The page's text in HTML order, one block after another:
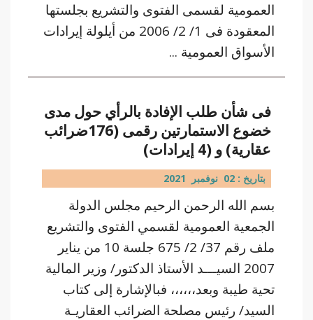
العمومية لقسمى الفتوى والتشريع بجلستها
المعقودة فى 1/ 2/ 2006 من أيلولة إيرادات
الأسواق العمومية ...
فى شأن طلب الإفادة بالرأي حول مدى
خضوع الاستمارتين رقمى (176ضرائب
عقارية) و (4 إيرادات)
بتاريخ : 02 نوفمبر 2021
بسم الله الرحمن الرحيم مجلس الدولة
الجمعية العمومية لقسمي الفتوى والتشريع
ملف رقم 37/ 2/ 675 جلسة 10 من يناير
2007 السيـــد الأستاذ الدكتور/ وزير المالية
تحية طيبة وبعد،،،،،، فبالإشارة إلى كتاب
السيد/ رئيس مصلحة الضرائب العقاريـة